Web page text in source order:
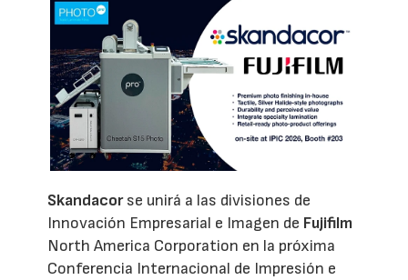
Skandacorse unirá a las divisiones de
Innovación Empresarial e Imagen de Fujifilm
North America Corporation en la próxima
Conferencia Internacional de Impresión e